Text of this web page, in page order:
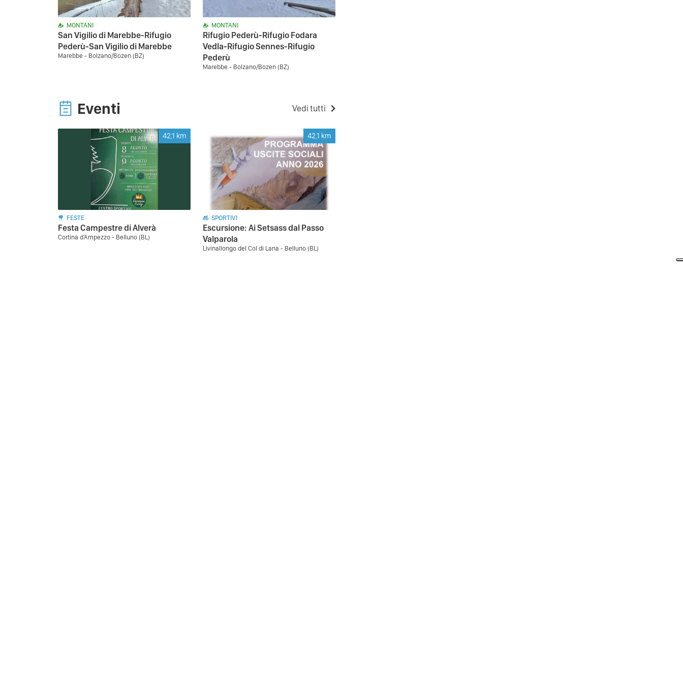
MONTANI
San Vigilio di Marebbe-Rifugio
Pederù-San Vigilio di Marebbe
Marebbe - Bolzano/Bozen (BZ)
MONTANI
Rifugio Pederù-Rifugio Fodara
Vedla-Rifugio Sennes-Rifugio
Pederù
Marebbe - Bolzano/Bozen (BZ)
Eventi Vedi tutti
42,1 km
FESTE
Festa Campestre di Alverà
Cortina d'Ampezzo - Belluno (BL)
42,1 km
SPORTIVI
Escursione: Ai Setsass dal Passo
Valparola
Livinallongo del Col di Lana - Belluno (BL)